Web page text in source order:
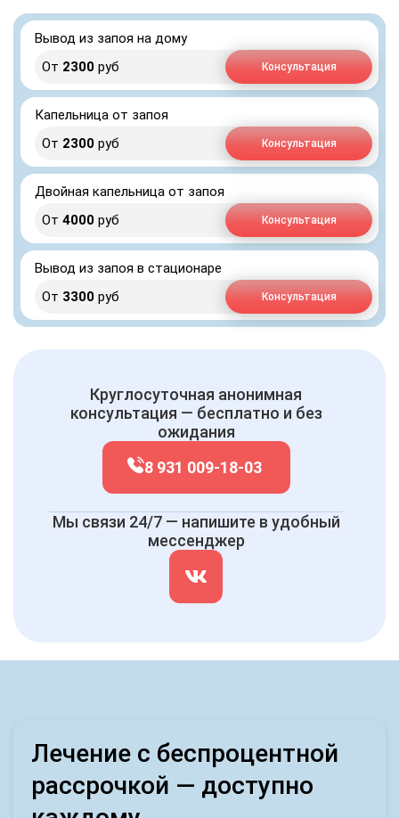
Вывод из запоя на дому
От 2300 руб Консультация
Капельница от запоя
От 2300 руб Консультация
Двойная капельница от запоя
От 4000 руб Консультация
Вывод из запоя в стационаре
От 3300 руб Консультация
Круглосуточная анонимная
консультация — бесплатно и без
ожидания
8 931 009-18-03
Мы связи 24/7 — напишите в удобный
мессенджер
Лечение с беспроцентной
рассрочкой — доступно